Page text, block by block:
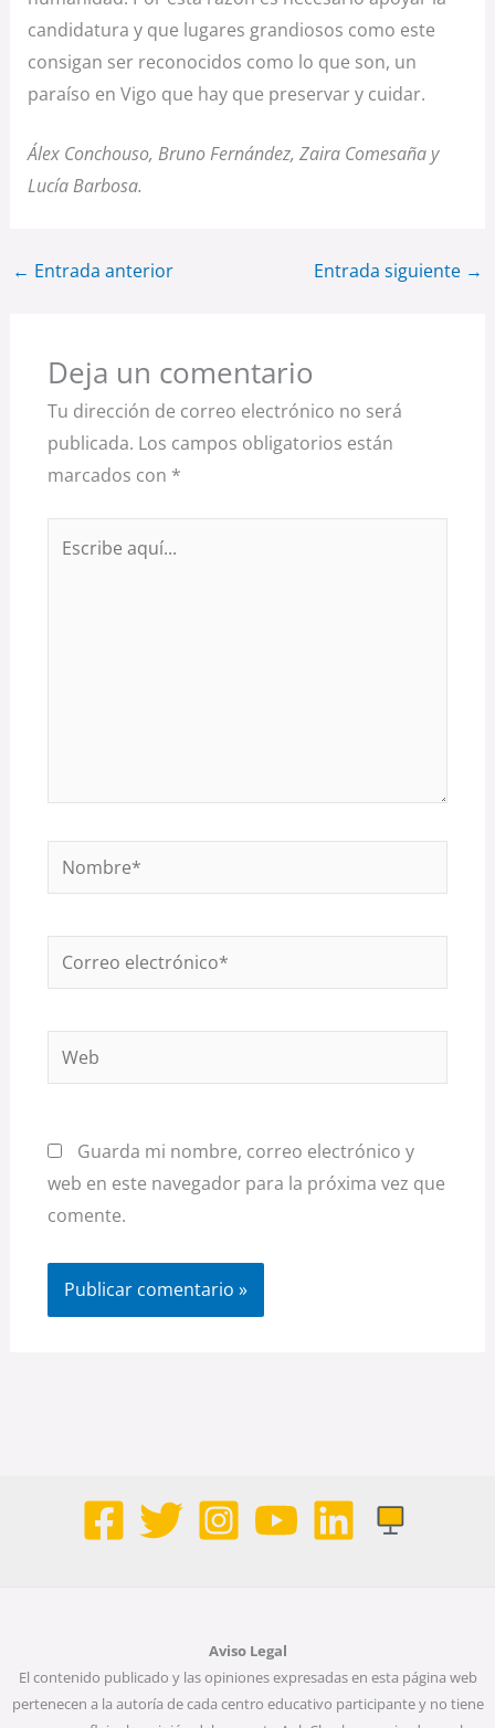
candidatura y que lugares grandiosos como este
consigan ser reconocidos como lo que son, un
paraíso en Vigo que hay que preservar y cuidar.
Álex Conchouso, Bruno Fernández, Zaira Comesaña y
Lucía Barbosa.
← Entrada anterior Entrada siguiente →
Deja un comentario
Tu dirección de correo electrónico no será
publicada. Los campos obligatorios están
marcados con *
Nombre*
Correo
Web
Guarda mi nombre, correo electrónico y
web en este navegador para la próxima vez que
comente.
Aviso Legal
El contenido publicado y las opiniones expresadas en esta página web
pertenecen a la autoría de cada centro educativo participante y no tiene